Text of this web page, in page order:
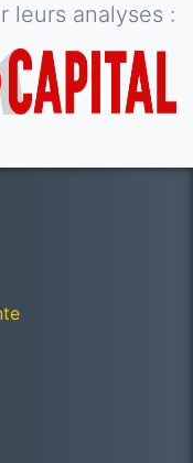
leurs analyses :